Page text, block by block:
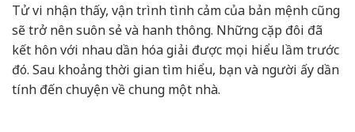
Tử vi nhận thấy, vận trình tình cảm của bản mệnh cũng
sẽ trở nên suôn sẻ và hanh thông. Những cặp đôi đã
kết hôn với nhau dần hóa giải được mọi hiểu lầm trước
đó. Sau khoảng thời gian tìm hiểu, bạn và người ấy dần
tính đến chuyện về chung một nhà.